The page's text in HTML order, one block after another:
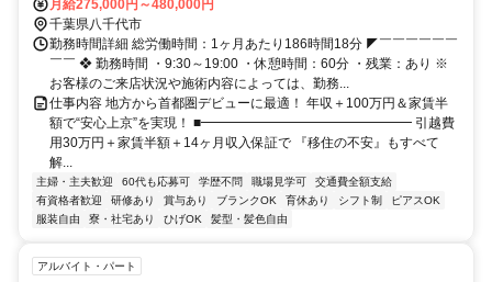
月給275,000円～480,000円
千葉県八千代市
勤務時間詳細 総労働時間：1ヶ月あたり186時間18分 ◤￣￣￣￣￣￣
￣￣ ❖ 勤務時間 ・9:30～19:00 ・休憩時間：60分 ・残業：あり ※
お客様のご来店状況や施術内容によっては、勤務...
仕事内容 地方から首都圏デビューに最適！ 年収＋100万円＆家賃半
額で“安心上京”を実現！ ■━━━━━━━━━━━━━━━━ 引越費
用30万円＋家賃半額＋14ヶ月収入保証で 『移住の不安』もすべて
解...
主婦・主夫歓迎 60代も応募可 学歴不問 職場見学可
交通費全額支給
有資格者歓迎
研修あり 賞与あり ブランクOK 育休あり シフト制
ピアスOK
服装自由
寮・社宅あり ひげOK 髪型・髪色自由
アルバイト・パート